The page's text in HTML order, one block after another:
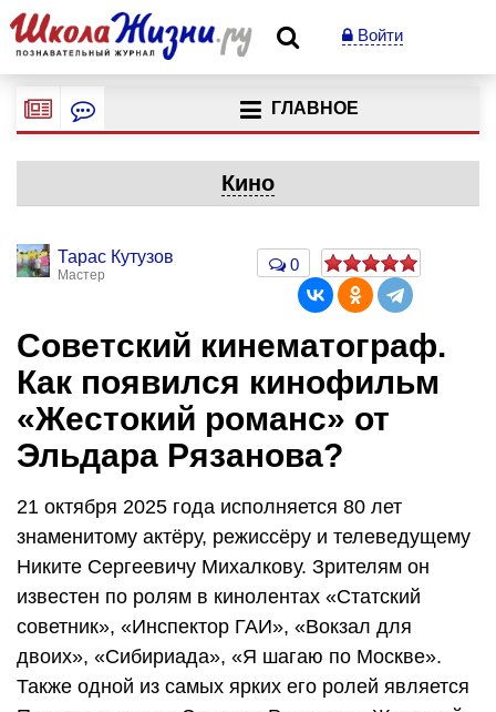
Войти
ГЛАВНОЕ
Кино
Тарас Кутузов
Мастер
0
Советский кинематограф.
Как появился кинофильм
«Жестокий романс» от
Эльдара Рязанова?
21 октября 2025 года исполняется 80 лет
знаменитому актёру, режиссёру и телеведущему
Никите Сергеевичу Михалкову. Зрителям он
известен по ролям в кинолентах «Статский
советник», «Инспектор ГАИ», «Вокзал для
двоих», «Сибириада», «Я шагаю по Москве».
Также одной из самых ярких его ролей является